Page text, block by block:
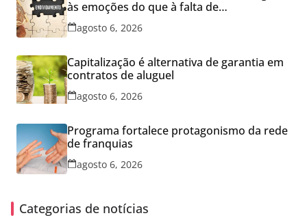
às emoções do que à falta de
conhecimento
agosto 6, 2026
Capitalização é alternativa de garantia em
contratos de aluguel
agosto 6, 2026
Programa fortalece protagonismo da rede
de franquias
agosto 6, 2026
Categorias de notícias